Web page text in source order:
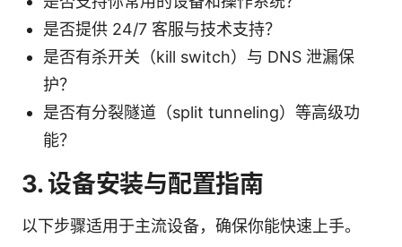
是否提供 24/7 客服与技术支持？
是否有杀开关（kill switch）与 DNS 泄漏保
护？
是否有分裂隧道（split tunneling）等高级功
能？
3. 设备安装与配置指南
以下步骤适用于主流设备，确保你能快速上手。